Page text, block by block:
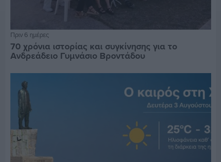
Πριν 6 ημέρες
70 χρόνια ιστορίας και συγκίνησης για το
Ανδρεάδειο Γυμνάσιο Βροντάδου